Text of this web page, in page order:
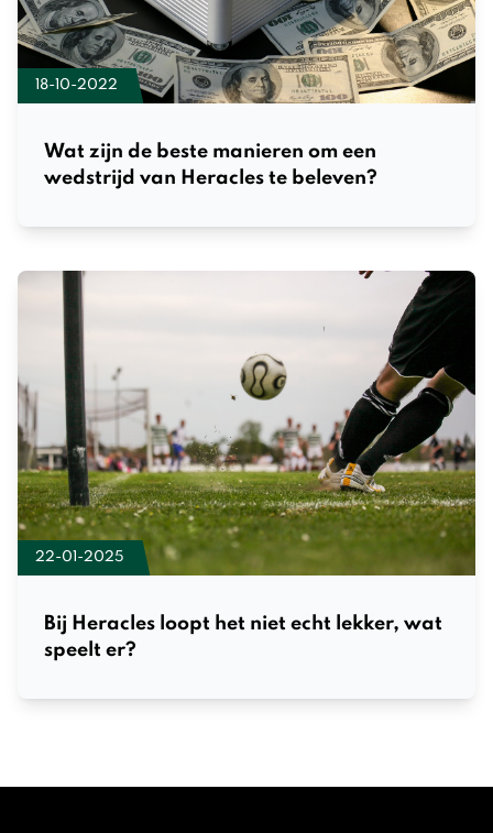
18-10-2022
Wat zijn de beste manieren om een
wedstrijd van Heracles te beleven?
22-01-2025
Bij Heracles loopt het niet echt lekker, wat
speelt er?